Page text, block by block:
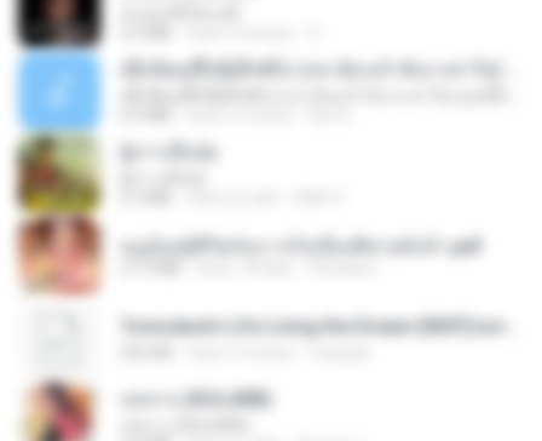
หนูน้อยสู้ชีวิตกับภารกิจเลี้ยงพี่ชายทั้งห้า.pdf
กุหลาบ (KULARB)